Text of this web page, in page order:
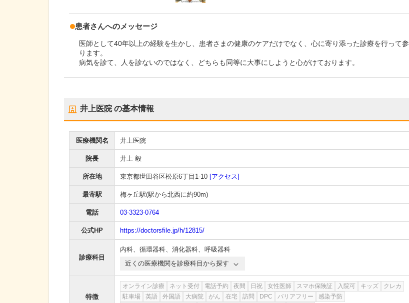
患者さんへのメッセージ
医師として40年以上の経験を生かし、患者さまの健康のケアだけでなく、心に寄り添った診療を行って参
ります。
病気を診て、人を診ないのではなく、どちらも同等に大事にしようと心がけております。
井上医院の基本情報
医療機関名 井上医院
院長 井上 毅
所在地 東京都世田谷区松原6丁目1-10 [アクセス]
最寄駅 梅ヶ丘駅(駅から北西に約90m)
電話 03-3323-0764
公式HP https://doctorsfile.jp/h/12815/
診療科目
内科、 循環器科、 消化器科、 呼吸器科
近くの医療機関を診療科目から探す
特徴
オンライン診療 ネット受付 電話予約 夜間 日祝 女性医師 スマホ保険証 入院可 キッズ
クレカ
駐車場
英語 外国語 大病院 がん 在宅 訪問 DPC バリアフリー
感染予防